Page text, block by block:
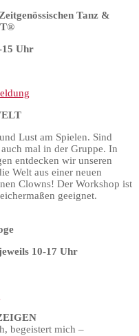
Tanz &
15 Uhr
Lust am Spielen. Sind
mal in der Gruppe. In
entdecken wir unseren
Welt aus einer neuen
Clowns! Der Workshop ist
geeignet.
10-17 Uhr
begeistert mich –